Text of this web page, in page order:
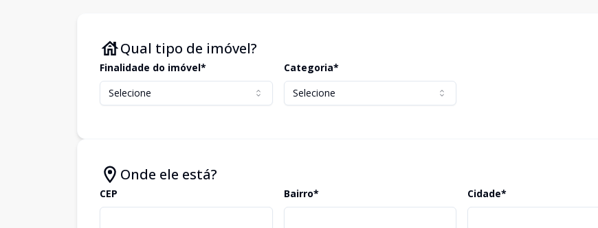
Qual tipo de imóvel?
Finalidade do imóvel*
Selecione
Categoria*
Selecione
Onde ele está?
CEP Bairro* Cidade*